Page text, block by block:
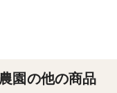
園の他の商品